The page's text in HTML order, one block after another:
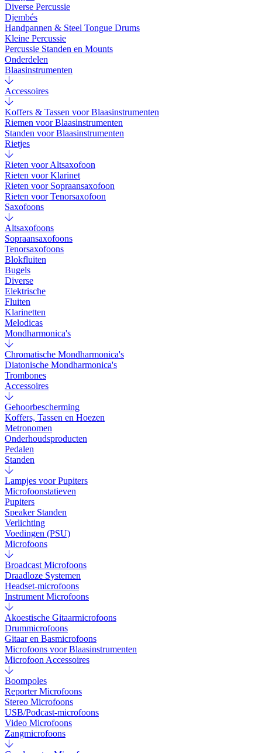
Diverse Percussie
Djembés
Handpannen & Steel Tongue Drums
Kleine Percussie
Percussie Standen en Mounts
Onderdelen
Blaasinstrumenten
Accessoires
Koffers & Tassen voor Blaasinstrumenten
Riemen voor Blaasinstrumenten
Standen voor Blaasinstrumenten
Rietjes
Rieten voor Altsaxofoon
Rieten voor Klarinet
Rieten voor Sopraansaxofoon
Rieten voor Tenorsaxofoon
Saxofoons
Altsaxofoons
Sopraansaxofoons
Tenorsaxofoons
Blokfluiten
Bugels
Diverse
Elektrische
Fluiten
Klarinetten
Melodicas
Mondharmonica's
Chromatische Mondharmonica's
Diatonische Mondharmonica's
Trombones
Accessoires
Gehoorbescherming
Koffers, Tassen en Hoezen
Metronomen
Onderhoudsproducten
Pedalen
Standen
Lampjes voor Pupiters
Microfoonstatieven
Pupiters
Speaker Standen
Verlichting
Voedingen (PSU)
Microfoons
Broadcast Microfoons
Draadloze Systemen
Headset-microfoons
Instrument Microfoons
Akoestische Gitaarmicrofoons
Drummicrofoons
Gitaar en Basmicrofoons
Microfoons voor Blaasinstrumenten
Microfoon Accessoires
Boompoles
Reporter Microfoons
Stereo Microfoons
USB/Podcast-microfoons
Video Microfoons
Zangmicrofoons